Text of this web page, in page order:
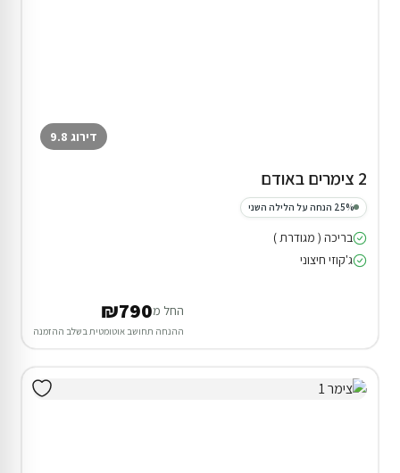
דירוג 9.8
2 צימרים באודם
25% הנחה על הלילה השני
בריכה ( מגודרת )
ג'קוזי חיצוני
החל מ₪790
ההנחה תחושב אוטומטית בשלב ההזמנה